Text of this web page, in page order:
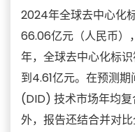
2024年全球去中心化
66.06亿元（人民币）
年，全球去中心化标
到4.61亿元。在预测
(DID) 技术市场年均
外，报告还结合并对